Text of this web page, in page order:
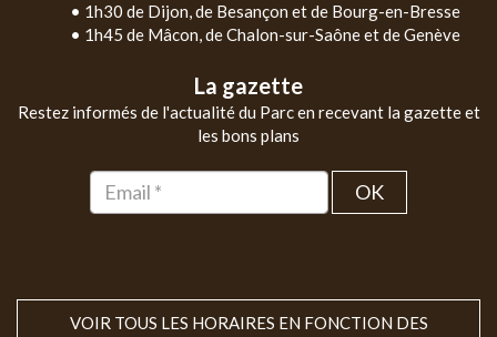
• 1h30 de Dijon, de Besançon et de Bourg-en-Bresse
• 1h45 de Mâcon, de Chalon-sur-Saône et de Genève
La gazette
Restez informés de l'actualité du Parc en recevant la gazette et
les bons plans
OK
VOIR TOUS LES HORAIRES EN FONCTION DES